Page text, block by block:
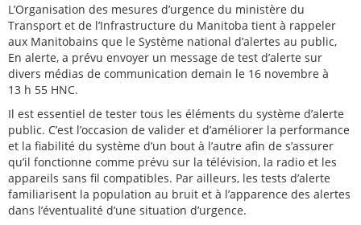
L’Organisation des mesures d’urgence du ministère du
Transport et de l’Infrastructure du Manitoba tient à rappeler
aux Manitobains que le Système national d’alertes au public,
En alerte, a prévu envoyer un message de test d’alerte sur
divers médias de communication demain le 16 novembre à
13 h 55 HNC.
Il est essentiel de tester tous les éléments du système d’alerte
public. C’est l’occasion de valider et d’améliorer la performance
et la fiabilité du système d’un bout à l’autre afin de s’assurer
qu’il fonctionne comme prévu sur la télévision, la radio et les
appareils sans fil compatibles. Par ailleurs, les tests d’alerte
familiarisent la population au bruit et à l’apparence des alertes
dans l’éventualité d’une situation d’urgence.